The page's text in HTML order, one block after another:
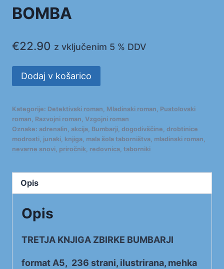
BOMBA
€22.90 z vključenim 5 % DDV
Bumbarji
3
EKOLOŠKA
BOMBA
količina
Dodaj v košarico
Kategorije: Detektivski roman, Mladinski roman, Pustolovski
roman, Razvojni roman, Vzgojni roman
Oznake: adrenalin, akcija, Bumbarji, dogodivščine, drobtinice
modrosti, junaki, knjiga, mala šola taborništva, mladinski roman,
nevarne snovi, priročnik, redovnica, taborniki
Opis
Opis
TRETJA KNJIGA ZBIRKE BUMBARJI
format A5, 236 strani, ilustrirana, mehka